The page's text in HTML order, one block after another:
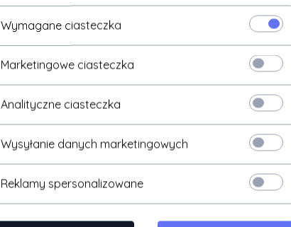
ata
aten
aukey
AVer
Wymagane ciasteczka
Marketingowe ciasteczka
Analityczne ciasteczka
Wysyłanie danych marketingowych
Reklamy spersonalizowane